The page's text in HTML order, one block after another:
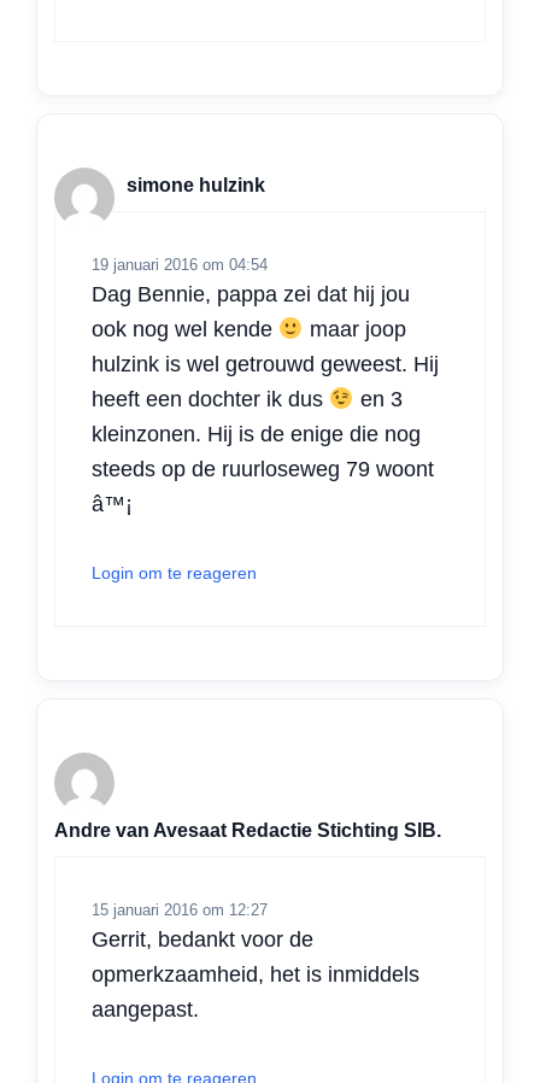
simone hulzink
19 januari 2016 om 04:54
Dag Bennie, pappa zei dat hij jou
ook nog wel kende
maar joop
hulzink is wel getrouwd geweest. Hij
heeft een dochter ik dus
en 3
kleinzonen. Hij is de enige die nog
steeds op de ruurloseweg 79 woont
â™¡
Login om te reageren
Andre van Avesaat Redactie Stichting SIB.
15 januari 2016 om 12:27
Gerrit, bedankt voor de
opmerkzaamheid, het is inmiddels
aangepast.
Login om te reageren